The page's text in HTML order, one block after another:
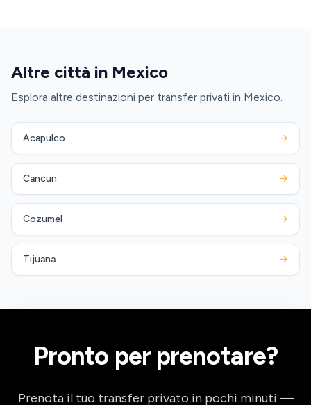
Altre città in Mexico
Esplora altre destinazioni per transfer privati in Mexico.
Acapulco →
Cancun →
Cozumel →
Tijuana →
Pronto per prenotare?
Prenota il tuo transfer privato in pochi minuti —